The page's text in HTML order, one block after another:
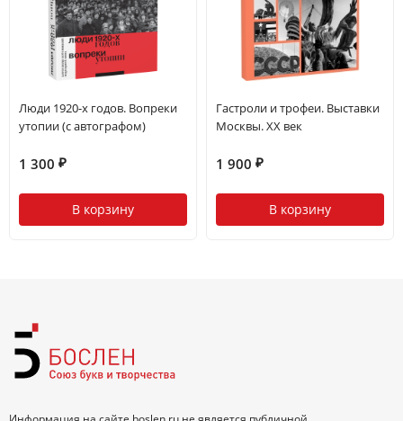
Люди 1920-х годов. Вопреки
утопии (с автографом)
1 300 ₽
В корзину
Гастроли и трофеи. Выставки
Москвы. XX век
1 900 ₽
В корзину